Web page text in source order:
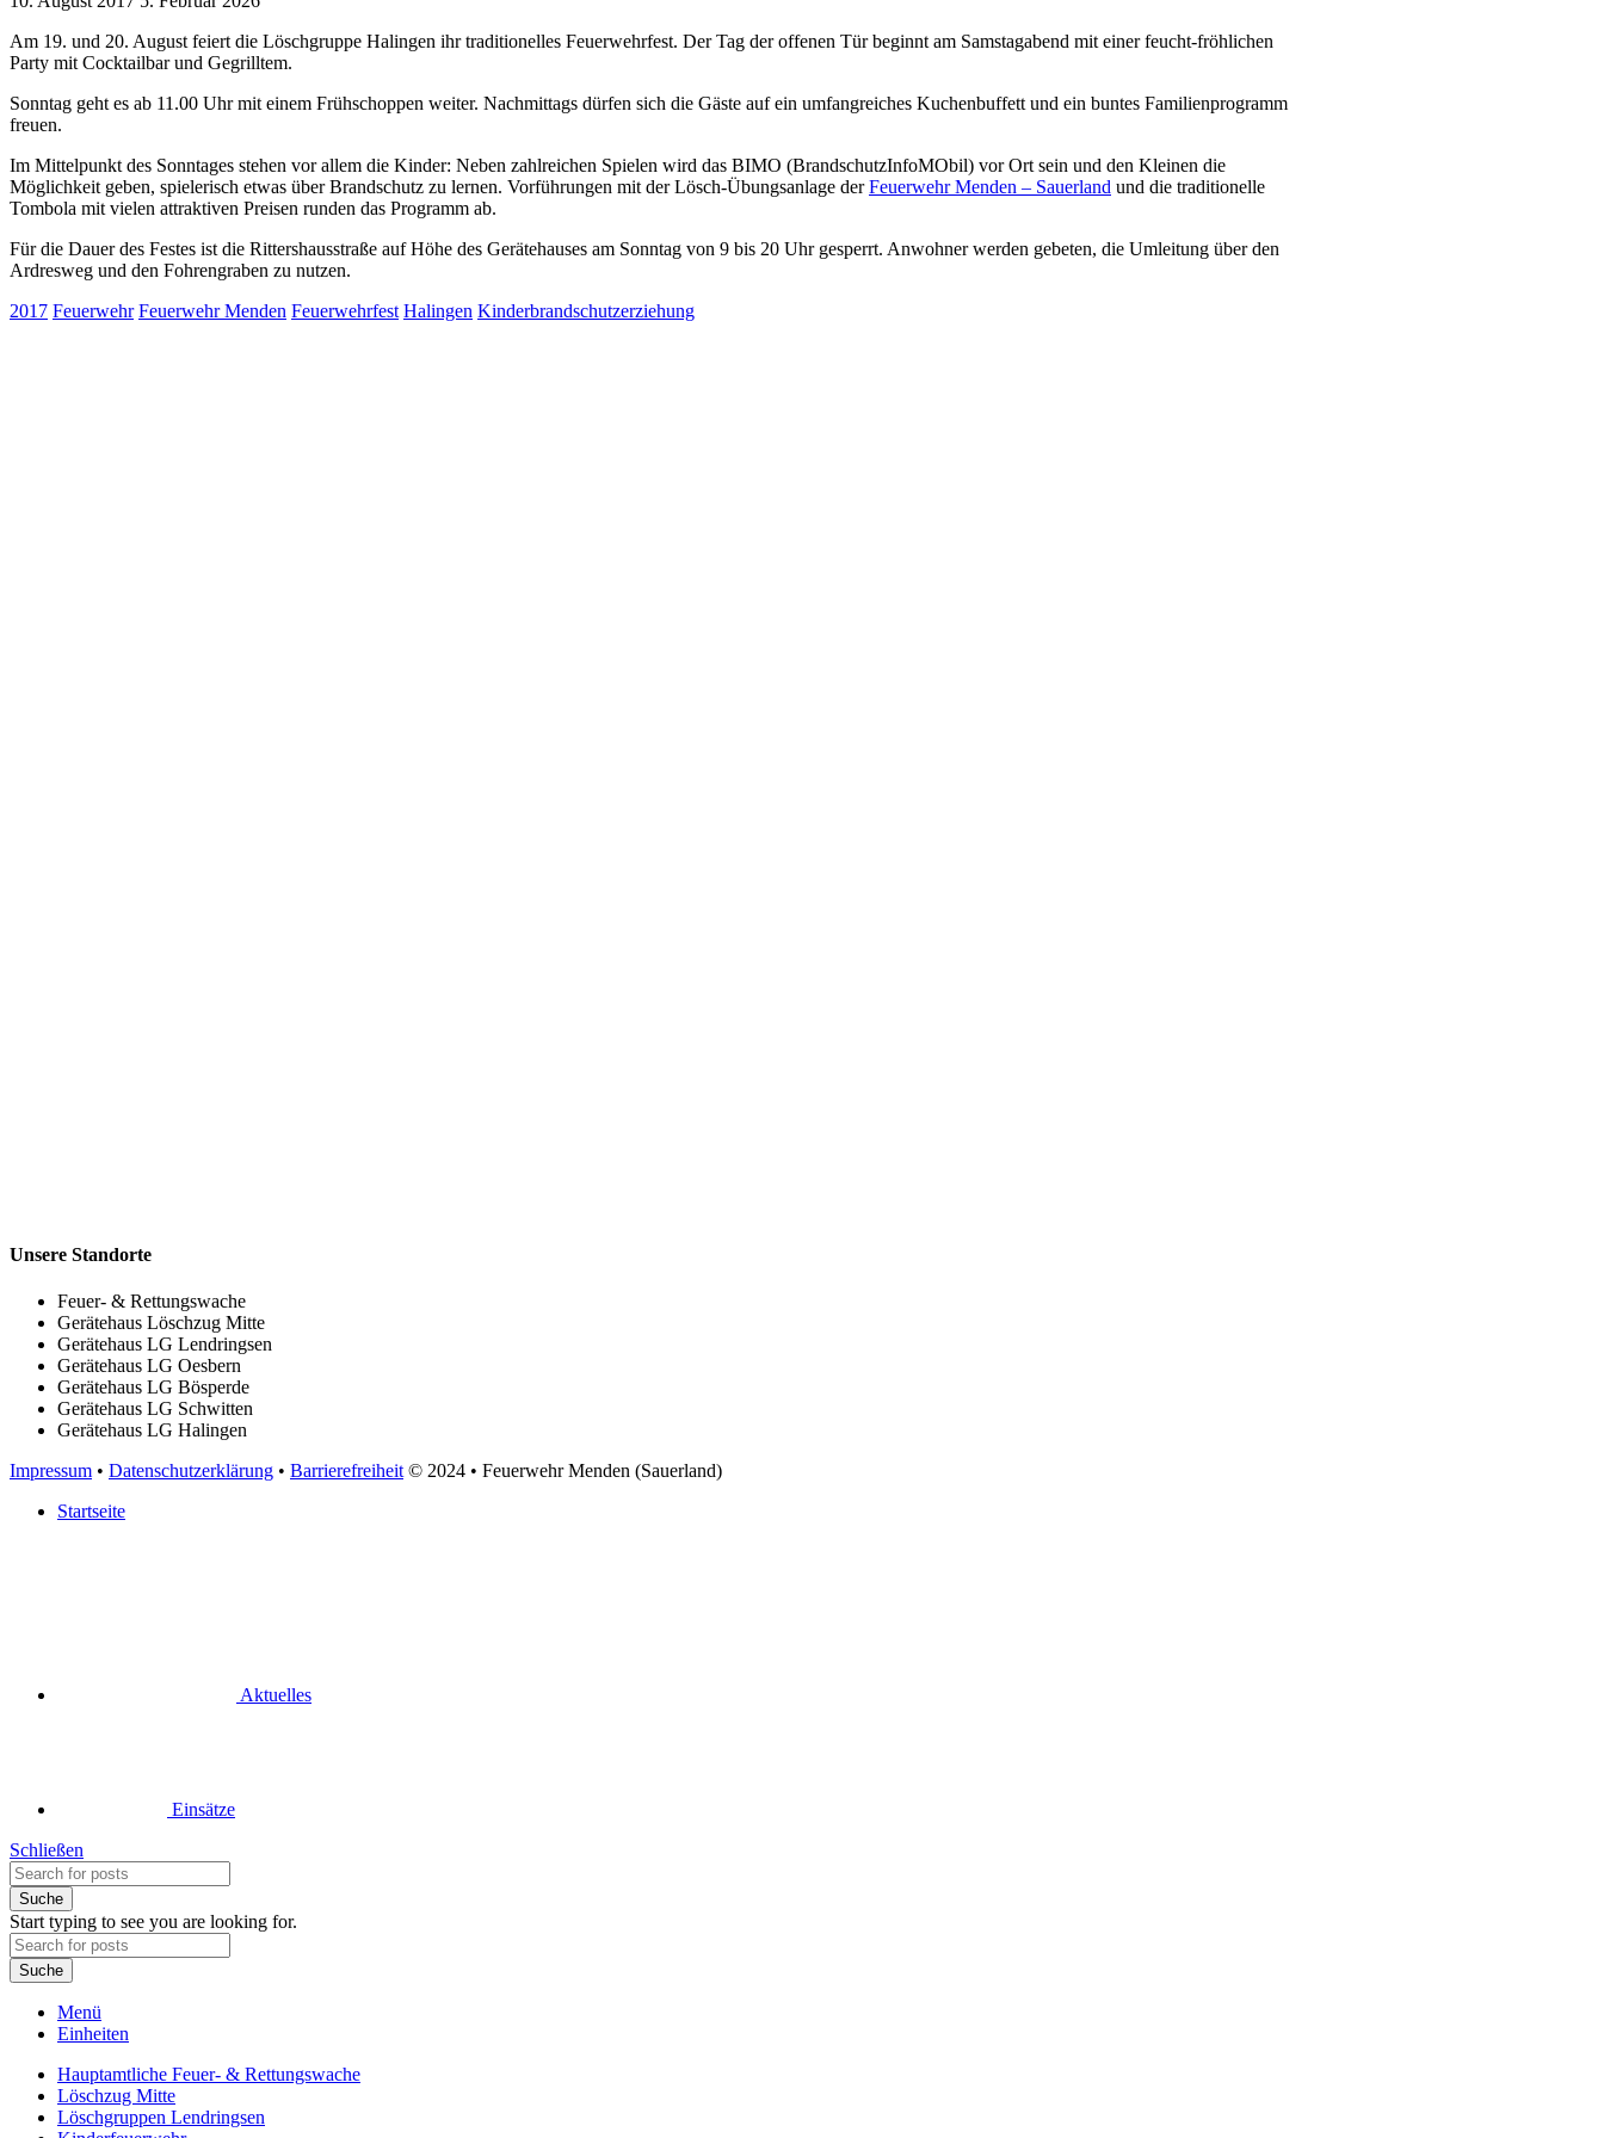
Am 19. und 20. August feiert die Löschgruppe Halingen ihr traditionelles Feuerwehrfest. Der Tag der offenen Tür beginnt am Samstagabend mit einer feucht-fröhlichen
Party mit Cocktailbar und Gegrilltem.
Sonntag geht es ab 11.00 Uhr mit einem Frühschoppen weiter. Nachmittags dürfen sich die Gäste auf ein umfangreiches Kuchenbuffett und ein buntes Familienprogramm
freuen.
Im Mittelpunkt des Sonntages stehen vor allem die Kinder: Neben zahlreichen Spielen wird das BIMO (BrandschutzInfoMObil) vor Ort sein und den Kleinen die
Möglichkeit geben, spielerisch etwas über Brandschutz zu lernen. Vorführungen mit der Lösch-Übungsanlage derFeuerwehr Menden – Sauerland und die traditionelle
Tombola mit vielen attraktiven Preisen runden das Programm ab.
Für die Dauer des Festes ist die Rittershausstraße auf Höhe des Gerätehauses am Sonntag von 9 bis 20 Uhr gesperrt. Anwohner werden gebeten, die Umleitung über den
Ardresweg und den Fohrengraben zu nutzen.
2017 Feuerwehr Feuerwehr Menden Feuerwehrfest Halingen Kinderbrandschutzerziehung
Unsere Standorte
Feuer- & Rettungswache
Gerätehaus Löschzug Mitte
Gerätehaus LG Lendringsen
Gerätehaus LG Oesbern
Gerätehaus LG Bösperde
Gerätehaus LG Schwitten
Gerätehaus LG Halingen
Impressum • Datenschutzerklärung • Barrierefreiheit © 2024 • Feuerwehr Menden (Sauerland)
Startseite
Aktuelles
Einsätze
Schließen
Suche
Start typing to see you are looking for.
Suche
Menü
Einheiten
Hauptamtliche Feuer- & Rettungswache
Löschzug Mitte
Löschgruppen Lendringsen